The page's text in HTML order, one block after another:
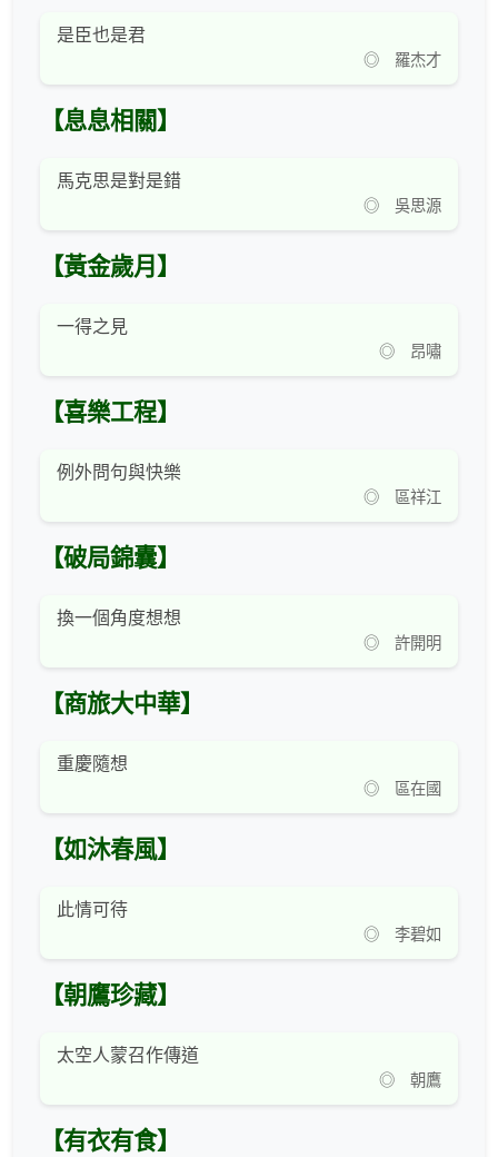
是臣也是君
◎ 羅杰才
【息息相關】
馬克思是對是錯
◎ 吳思源
【黃金歲月】
一得之見
◎ 昂嘯
【喜樂工程】
例外問句與快樂
◎ 區祥江
【破局錦囊】
換一個角度想想
◎ 許開明
【商旅大中華】
重慶隨想
◎ 區在國
【如沐春風】
此情可待
◎ 李碧如
【朝鷹珍藏】
太空人蒙召作傳道
◎ 朝鷹
【有衣有食】